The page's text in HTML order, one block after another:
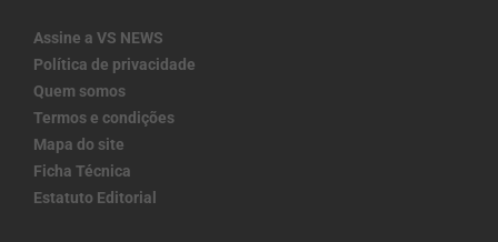
Assine a VS NEWS
Política de privacidade
Quem somos
Termos e condições
Mapa do site
Ficha Técnica
Estatuto Editorial